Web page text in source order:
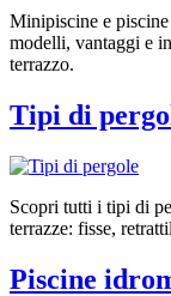
Minipiscine e
modelli, vantaggi e
terrazzo.
Tipi di
Scopri tutti i tipi di
terrazze: fisse,
Piscine